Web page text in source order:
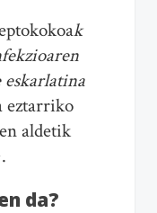
k
eztarriko
aldetik
da?